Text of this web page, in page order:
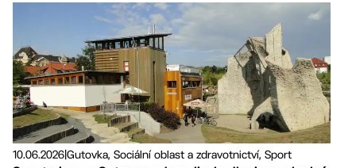
10.06.2026Gutovka, Sociální oblast a zdravotnictví, Sport